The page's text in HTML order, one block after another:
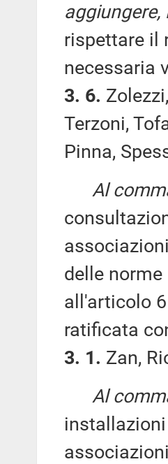
rispettare il
necessaria
3. 6.
Terzoni,
Pinna,
Al
delle
all'articolo
ratificata
3. 1. Zan,
Al